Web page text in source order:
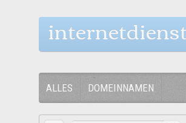
ALLES DOMEINNAMEN